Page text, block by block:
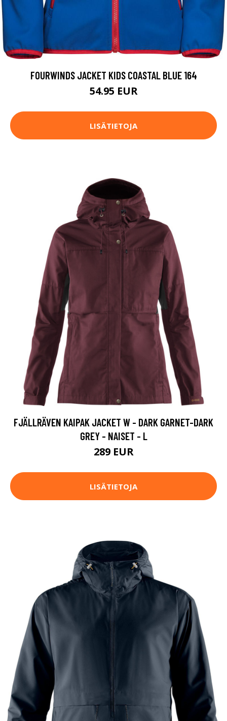
FOURWINDS JACKET KIDS COASTAL BLUE 164
54.95 EUR
LISÄTIETOJA
FJÄLLRÄVEN KAIPAK JACKET W - DARK GARNET-DARK
GREY - NAISET - L
289 EUR
LISÄTIETOJA